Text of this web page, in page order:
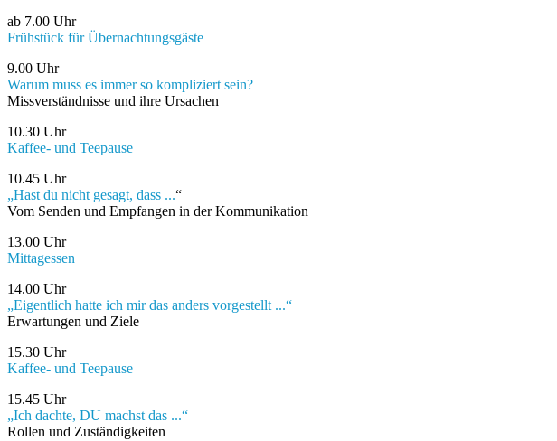
ab 7.00 Uhr
Frühstück für Übernachtungsgäste
9.00 Uhr
Warum muss es immer so kompliziert sein?
Missverständnisse und ihre Ursachen
10.30 Uhr
Kaffee- und Teepause
10.45 Uhr
„Hast du nicht gesagt, dass ...“
Vom Senden und Empfangen in der Kommunikation
13.00 Uhr
Mittagessen
14.00 Uhr
„Eigentlich hatte ich mir das anders vorgestellt ...“
Erwartungen und Ziele
15.30 Uhr
Kaffee- und Teepause
15.45 Uhr
„Ich dachte, DU machst das ...“
Rollen und Zuständigkeiten